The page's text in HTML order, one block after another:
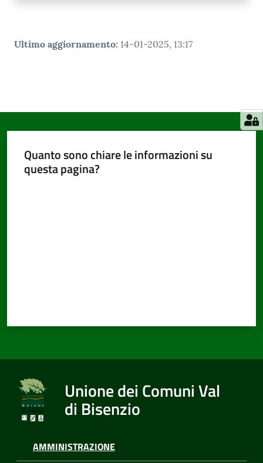
Ultimo aggiornamento: 14-01-2025, 13:17
Quanto sono chiare le informazioni su
questa pagina?
Unione dei Comuni Val
di Bisenzio
AMMINISTRAZIONE